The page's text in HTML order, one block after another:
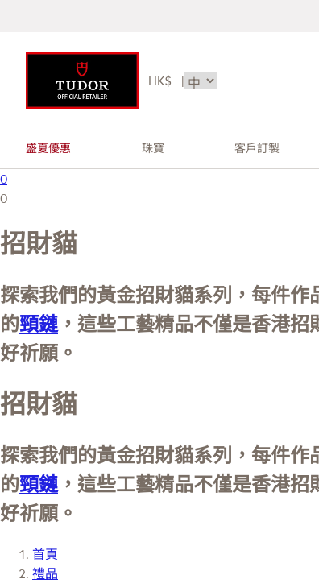
HK$ |
盛夏優惠 珠寶 客戶訂製
0
0
招財貓
探索我們的黃金招財貓系列，每件
的頸鏈，這些工藝精品不僅是香港
好祈願。
招財貓
探索我們的黃金招財貓系列，每件
的頸鏈，這些工藝精品不僅是香港
好祈願。
首頁
禮品